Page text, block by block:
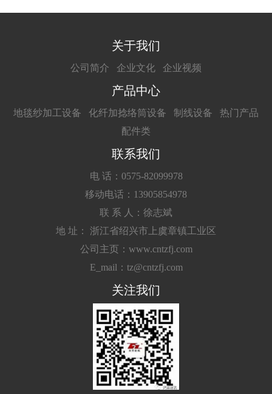
关于我们
公司简介 企业文化 企业视频
产品中心
地毯纱加工设备 化纤加捻络筒设备 制线设备
热门产品
配件类
联系我们
电 话：0575-82099978
移动电话：13905854978
联 系 人：徐志斌
地 址： 浙江省绍兴市上虞章镇工业区
公司主页：www.cntzfj.com
E_mail：tz@cntzfj.com
关注我们